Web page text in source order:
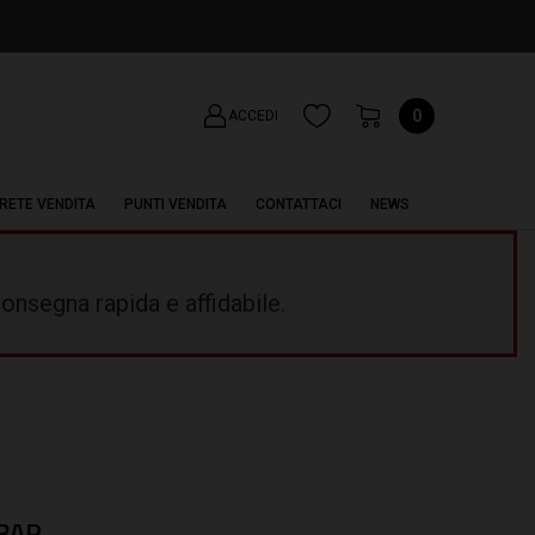
ACCEDI 0
RETE VENDITA PUNTI VENDITA CONTATTACI NEWS
rapida e affidabile.